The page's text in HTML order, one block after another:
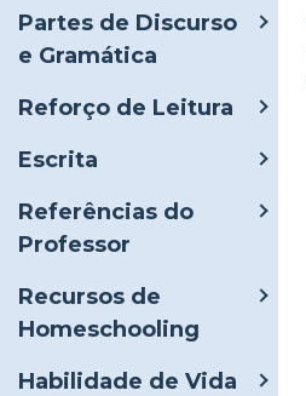
Partes de Discurso
e Gramática
Reforço de Leitura
Escrita
Referências do
Professor
Recursos de
Homeschooling
Habilidade de Vida